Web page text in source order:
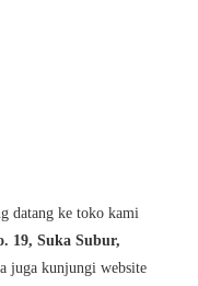
datang ke toko kami
19, Suka Subur,
juga kunjungi website